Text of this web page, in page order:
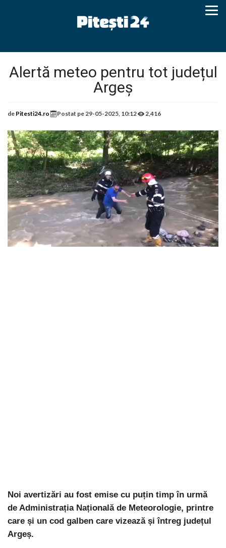
Alertă meteo pentru tot județul
Argeș
de Pitesti24.ro Postat pe29-05-2025, 10:12 2,416
Noi avertizări au fost emise cu puțin timp în urmă
de Administrația Națională de Meteorologie, printre
care și un cod galben care vizează și întreg județul
Argeș.